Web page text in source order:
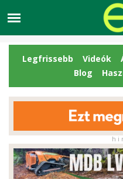
Legfrissebb Videók
Blog
h i